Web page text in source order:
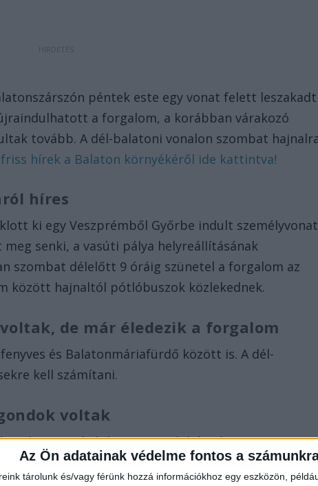
Az Ön adatainak védelme fontos a
tárolunk és/vagy férünk hozzá információkhoz egy eszközön,
péntek este egy vonat felett leszakadt
a forgalom, a korábban várakozó
tovább. A dél-balatoni vonalon szombat
hírek a Balaton környékéről ide kattintva!
híres
ki egy Veszprémből Győrbe indult személyvonat
senki, a vasúti pálya helyreállításának
szombat délelőtt 9 óráig szünetel a forgalom az
között hajnaltól pótlóbuszok közlekednek.
de már éledezik a forgalom
és Balatonmáriafürdő között is. A dél-
kell számítani.
voltak
Zalaszentjakab között meghibásodott a
Nagykanizsa szakaszon áramellátási hiba miatt
szakemberek sokáig keresték a hiba pontos helyét,